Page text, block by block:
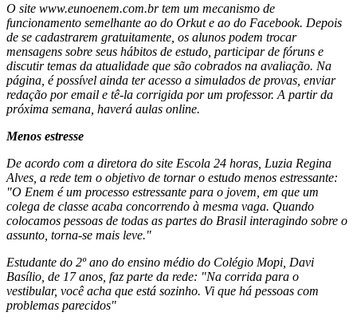
O site www.eunoenem.com.br tem um mecanismo de
funcionamento semelhante ao do Orkut e ao do Facebook. Depois
de se cadastrarem gratuitamente, os alunos podem trocar
mensagens sobre seus hábitos de estudo, participar de fóruns e
discutir temas da atualidade que são cobrados na avaliação. Na
página, é possível ainda ter acesso a simulados de provas, enviar
redação por email e tê-la corrigida por um professor. A partir da
próxima semana, haverá aulas online.
Menos estresse
De acordo com a diretora do site Escola 24 horas, Luzia Regina
Alves, a rede tem o objetivo de tornar o estudo menos estressante:
"O Enem é um processo estressante para o jovem, em que um
colega de classe acaba concorrendo à mesma vaga. Quando
colocamos pessoas de todas as partes do Brasil interagindo sobre o
assunto, torna-se mais leve."
Estudante do 2º ano do ensino médio do Colégio Mopi, Davi
Basílio, de 17 anos, faz parte da rede: "Na corrida para o
vestibular, você acha que está sozinho. Vi que há pessoas com
problemas parecidos"